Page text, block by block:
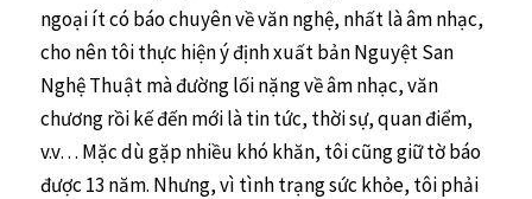
ngoại ít có báo chuyên về văn nghệ, nhất là âm nhạc,
cho nên tôi thực hiện ý định xuất bản Nguyệt San
Nghệ Thuật mà đường lối nặng về âm nhạc, văn
chương rồi kế đến mới là tin tức, thời sự, quan điểm,
v.v… Mặc dù gặp nhiều khó khăn, tôi cũng giữ tờ báo
được 13 năm. Nhưng, vì tình trạng sức khỏe, tôi phải